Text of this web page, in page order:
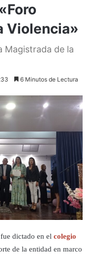
Violencia»
Magistrada de la
6 Minutos de Lectura
dictado en el colegio
de la entidad en marco